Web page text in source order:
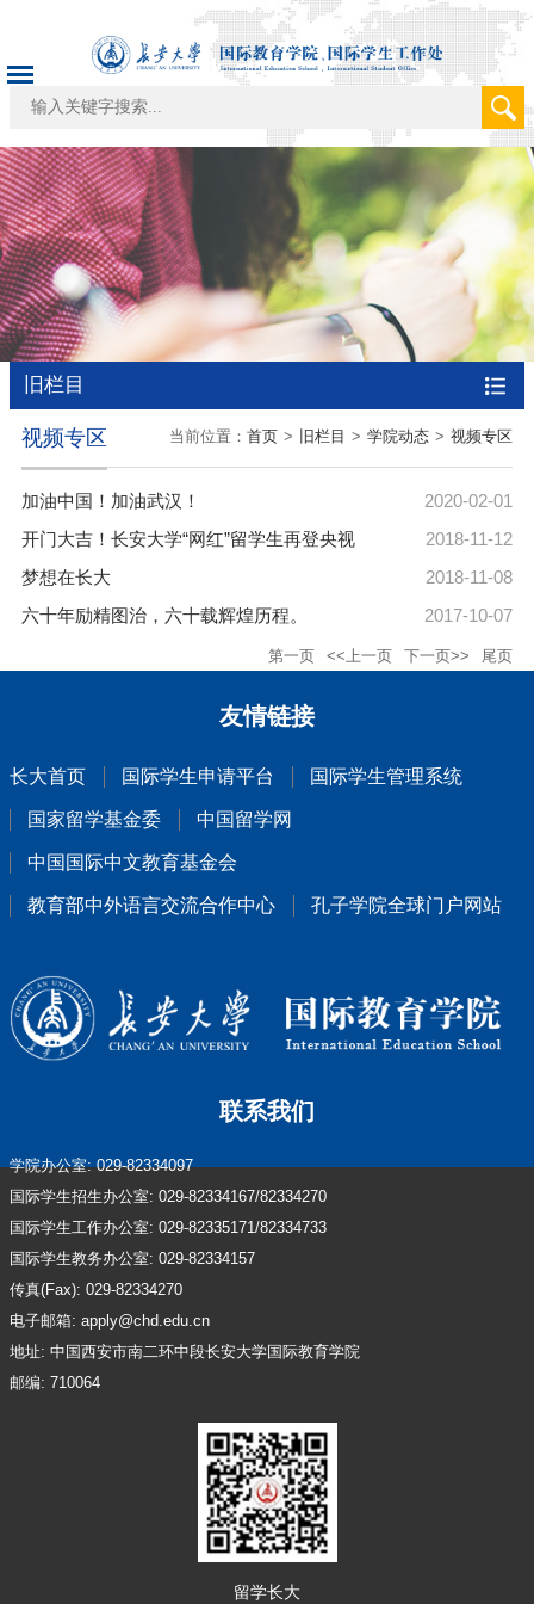
旧栏目
当前位置： 首页 > 旧栏目 > 学院动态 > 视频专区
视频专区
加油中国！加油武汉！
2020-02-01
开门大吉！长安大学“网红”留学生再登央视
2018-11-12
梦想在长大
2018-11-08
六十年励精图治，六十载辉煌历程。
2017-10-07
第一页 <<上一页 下一页>> 尾页
友情链接
长大首页 国际学生申请平台 国际学生管理系统
国家留学基金委 中国留学网
中国国际中文教育基金会
教育部中外语言交流合作中心 孔子学院全球门户网站
联系我们
学院办公室: 029-82334097
国际学生招生办公室: 029-82334167/82334270
国际学生工作办公室: 029-82335171/82334733
国际学生教务办公室: 029-82334157
传真(Fax): 029-82334270
电子邮箱: apply@chd.edu.cn
地址: 中国西安市南二环中段长安大学国际教育学院
邮编: 710064
留学长大